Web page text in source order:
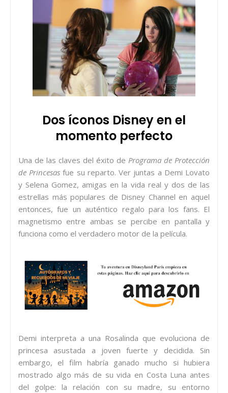
Dos íconos Disney en el
momento perfecto
Una de las claves del éxito de Programa de Protección
de Princesas fue su reparto. Ver juntas a Demi Lovato
y Selena Gomez, amigas en la vida real y dos de las
estrellas más populares de Disney Channel en aquel
entonces, fue un auténtico regalo para los fans. El
magnetismo entre ambas se percibe en pantalla y
funciona como el verdadero motor de la película.
Demi interpreta a una Rosalinda que evoluciona de
princesa asustada a joven fuerte y decidida. Sin
embargo, el film habría ganado mucho si hubiera
mostrado algo más de su vida en Costa Luna antes
del golpe: la relación con su madre, su entorno